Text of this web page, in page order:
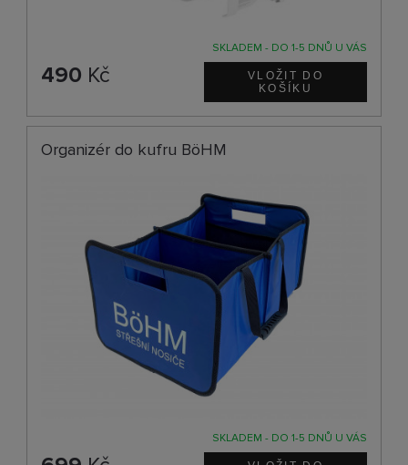
SKLADEM - DO 1-5 DNŮ U VÁS
490 Kč
Organizér do kufru BöHM
SKLADEM - DO 1-5 DNŮ U VÁS